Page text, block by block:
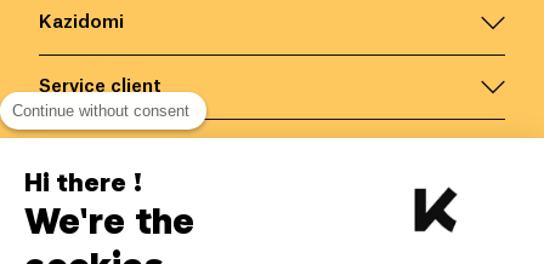
Kazidomi
Service client
Belgique/FR
Continue without consent
Hi there !
We're the